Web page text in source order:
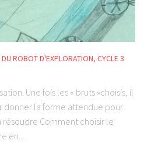
ROBOT D'EXPLORATION, CYCLE 3
Une fois les « bruts »choisis, il
donner la forme attendue pour
Comment choisir le